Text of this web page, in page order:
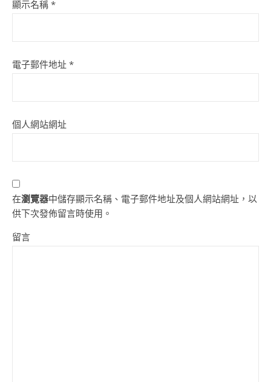
顯示名稱 *
電子郵件地址 *
個人網站網址
在瀏覽器中儲存顯示名稱、電子郵件地址及個人網站網址，以
供下次發佈留言時使用。
留言